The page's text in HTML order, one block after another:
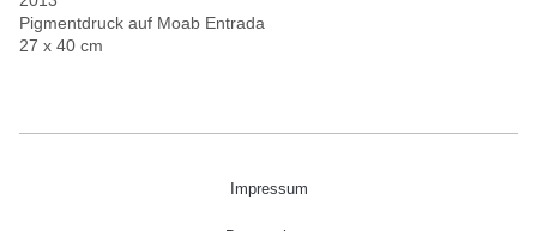
Pigmentdruck auf Moab Entrada
27 x 40 cm
Impressum